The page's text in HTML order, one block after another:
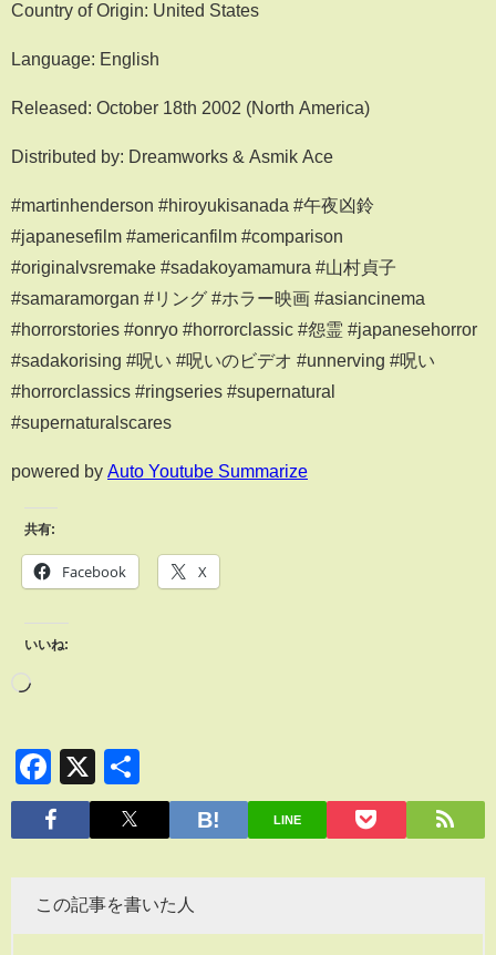
Country of Origin: United States
Language: English
Released: October 18th 2002 (North America)
Distributed by: Dreamworks & Asmik Ace
#martinhenderson #hiroyukisanada #午夜凶鈴
#japanesefilm #americanfilm #comparison
#originalvsremake #sadakoyamamura #山村貞子
#samaramorgan #リング #ホラー映画 #asiancinema
#horrorstories #onryo #horrorclassic #怨霊 #japanesehorror
#sadakorising #呪い #呪いのビデオ #unnerving #呪い
#horrorclassics #ringseries #supernatural
#supernaturalscares
powered by Auto Youtube Summarize
共有:
Facebook X
いいね:
Facebook
X
有
LINE
この記事を書いた人